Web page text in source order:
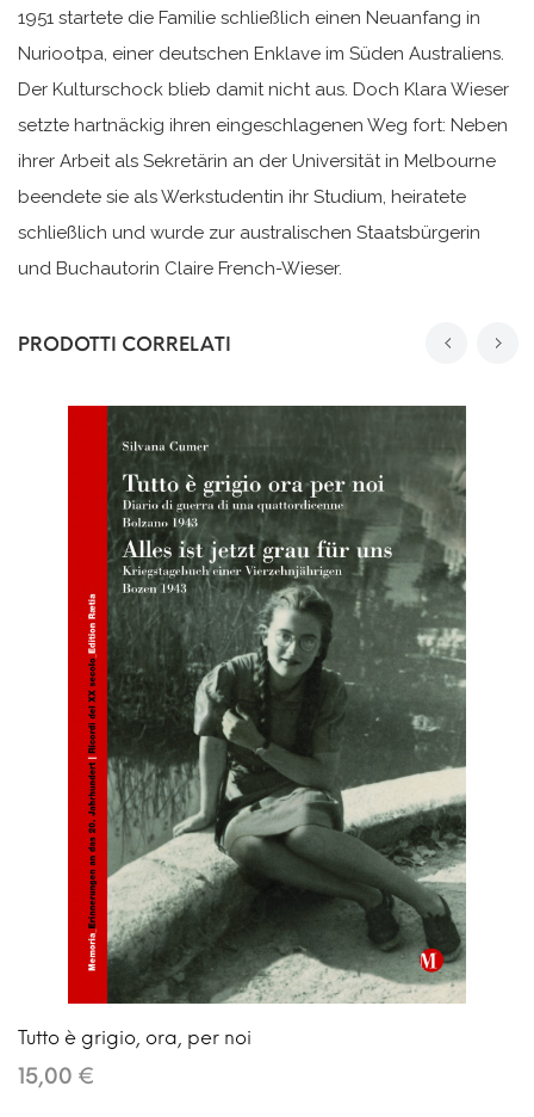
1951 startete die Familie schließlich einen Neuanfang in
Nuriootpa, einer deutschen Enklave im Süden Australiens.
Der Kulturschock blieb damit nicht aus. Doch Klara Wieser
setzte hartnäckig ihren eingeschlagenen Weg fort: Neben
ihrer Arbeit als Sekretärin an der Universität in Melbourne
beendete sie als Werkstudentin ihr Studium, heiratete
schließlich und wurde zur australischen Staatsbürgerin
und Buchautorin Claire French-Wieser.
PRODOTTI CORRELATI
Tutto è grigio, ora, per noi
15,00 €